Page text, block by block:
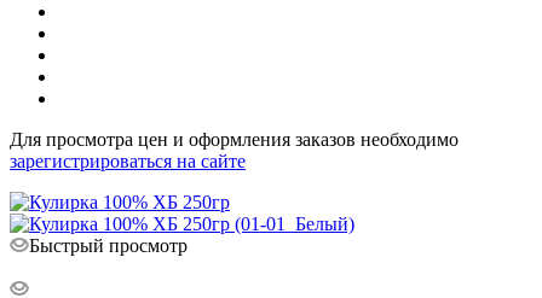
Для просмотра цен и оформления заказов необходимо
зарегистрироваться на сайте
Быстрый просмотр